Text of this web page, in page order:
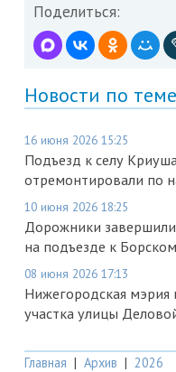
Поделиться:
Новости по теме
16 июня 2026 15:25
Подъезд к селу
отремонтировали по
10 июня 2026 18:25
Дорожники
на подъезде к
08 июня 2026 17:13
Нижегородская мэрия
участка улицы
Главная | Архив | 2026